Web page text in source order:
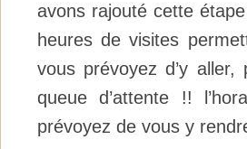
avons rajouté cette
heures de visites
vous prévoyez d’y
queue d’attente !!
prévoyez de vous y